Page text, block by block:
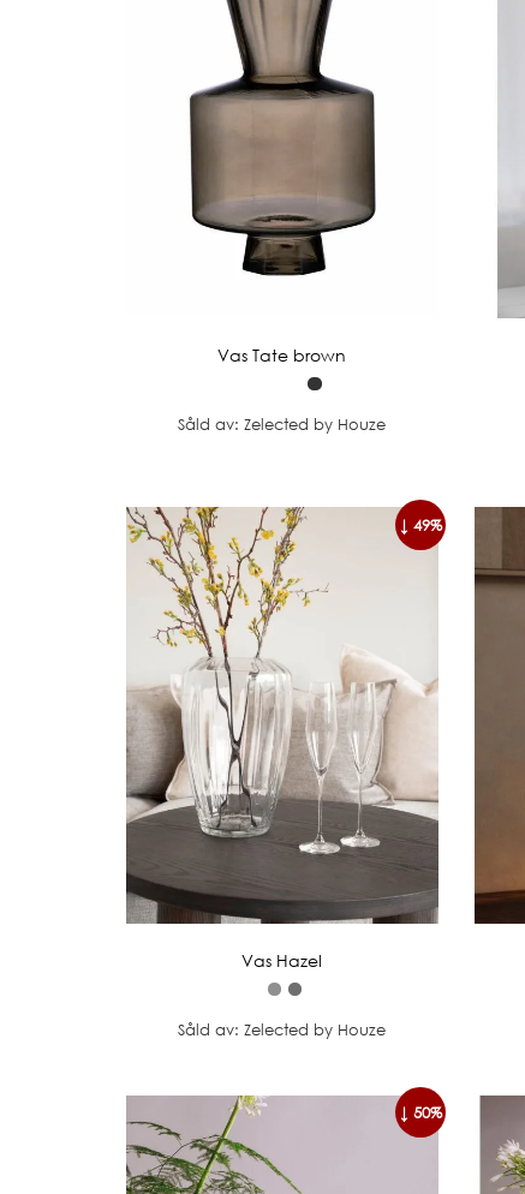
Vas Tate brown
Såld av: Zelected by Houze
↓ 49%
Vas Hazel
Såld av: Zelected by Houze
↓ 50%